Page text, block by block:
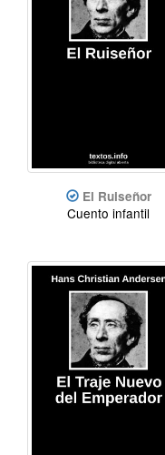
El Ruiseñor
Cuento infantil